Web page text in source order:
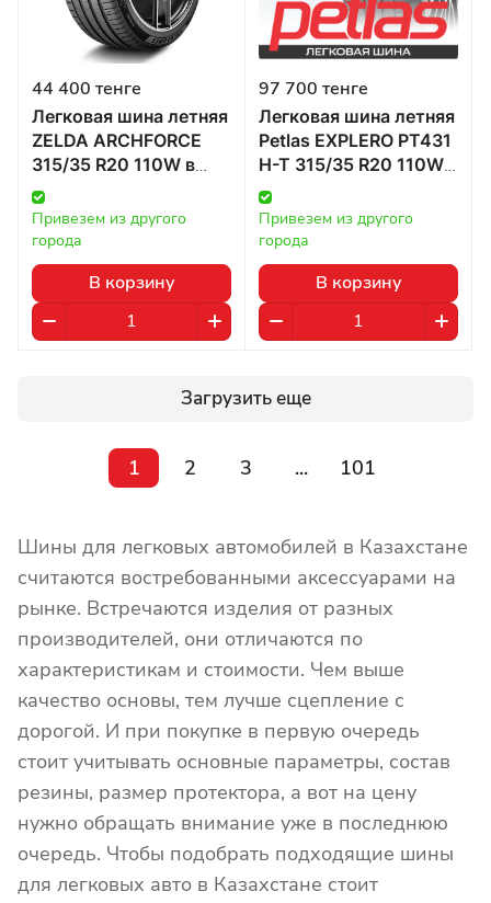
44 400 тенге
Легковая шина летняя
ZELDA ARCHFORCE
315/35 R20 110W в
Казахстане
Привезем из другого
города
В корзину
97 700 тенге
Легковая шина летняя
Petlas EXPLERO PT431
H-T 315/35 R20 110W
в Казахстане
Привезем из другого
города
В корзину
Загрузить еще
1 2 3 ... 101
Шины для легковых автомобилей в Казахстане
считаются востребованными аксессуарами на
рынке. Встречаются изделия от разных
производителей, они отличаются по
характеристикам и стоимости. Чем выше
качество основы, тем лучше сцепление с
дорогой. И при покупке в первую очередь
стоит учитывать основные параметры, состав
резины, размер протектора, а вот на цену
нужно обращать внимание уже в последнюю
очередь. Чтобы подобрать подходящие шины
для легковых авто в Казахстане стоит